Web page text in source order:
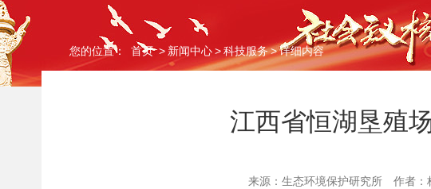
您的位置： 首页> 新闻中心>科技服务>详细内容
江西省恒湖垦殖
来源：生态环境保护研究所 作者：